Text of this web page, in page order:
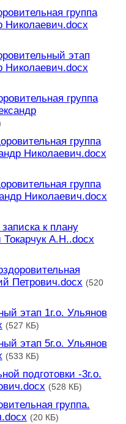
группа
этап
группа
группа
Николаевич.docx
группа
Николаевич.docx
к плану
Токарчук А.Н..docx
Петрович.docx (520
этап 1г.о. Ульянов
(527 КБ)
этап 5г.о. Ульянов
(533 КБ)
подготовки -3г.о.
(528 КБ)
группа.
(20 КБ)